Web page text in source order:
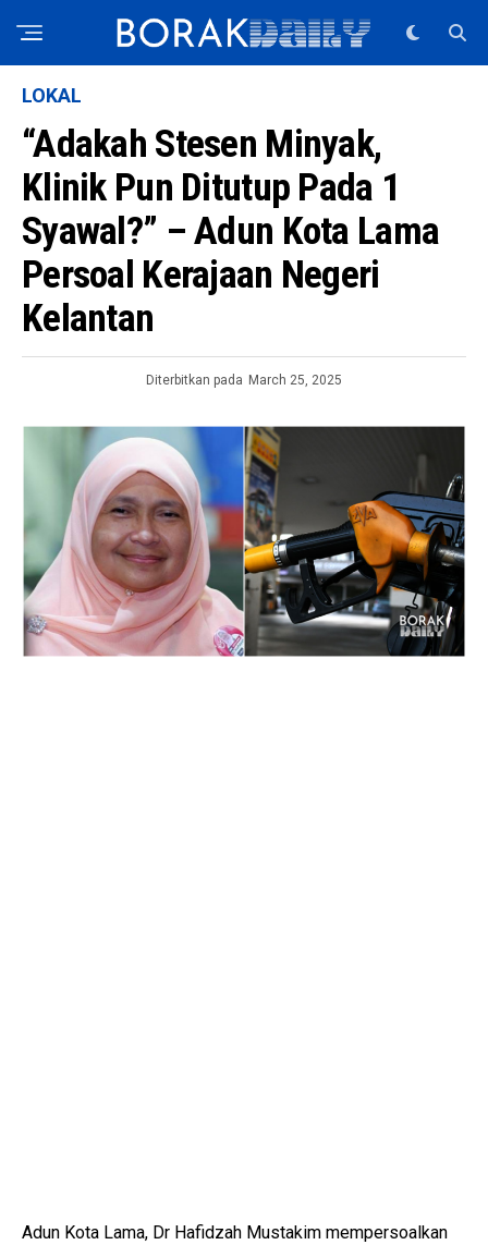
LOKAL
“Adakah Stesen Minyak,
Klinik Pun Ditutup Pada 1
Syawal?” – Adun Kota Lama
Persoal Kerajaan Negeri
Kelantan
Diterbitkan pada March 25, 2025
Adun Kota Lama, Dr Hafidzah Mustakim mempersoalkan